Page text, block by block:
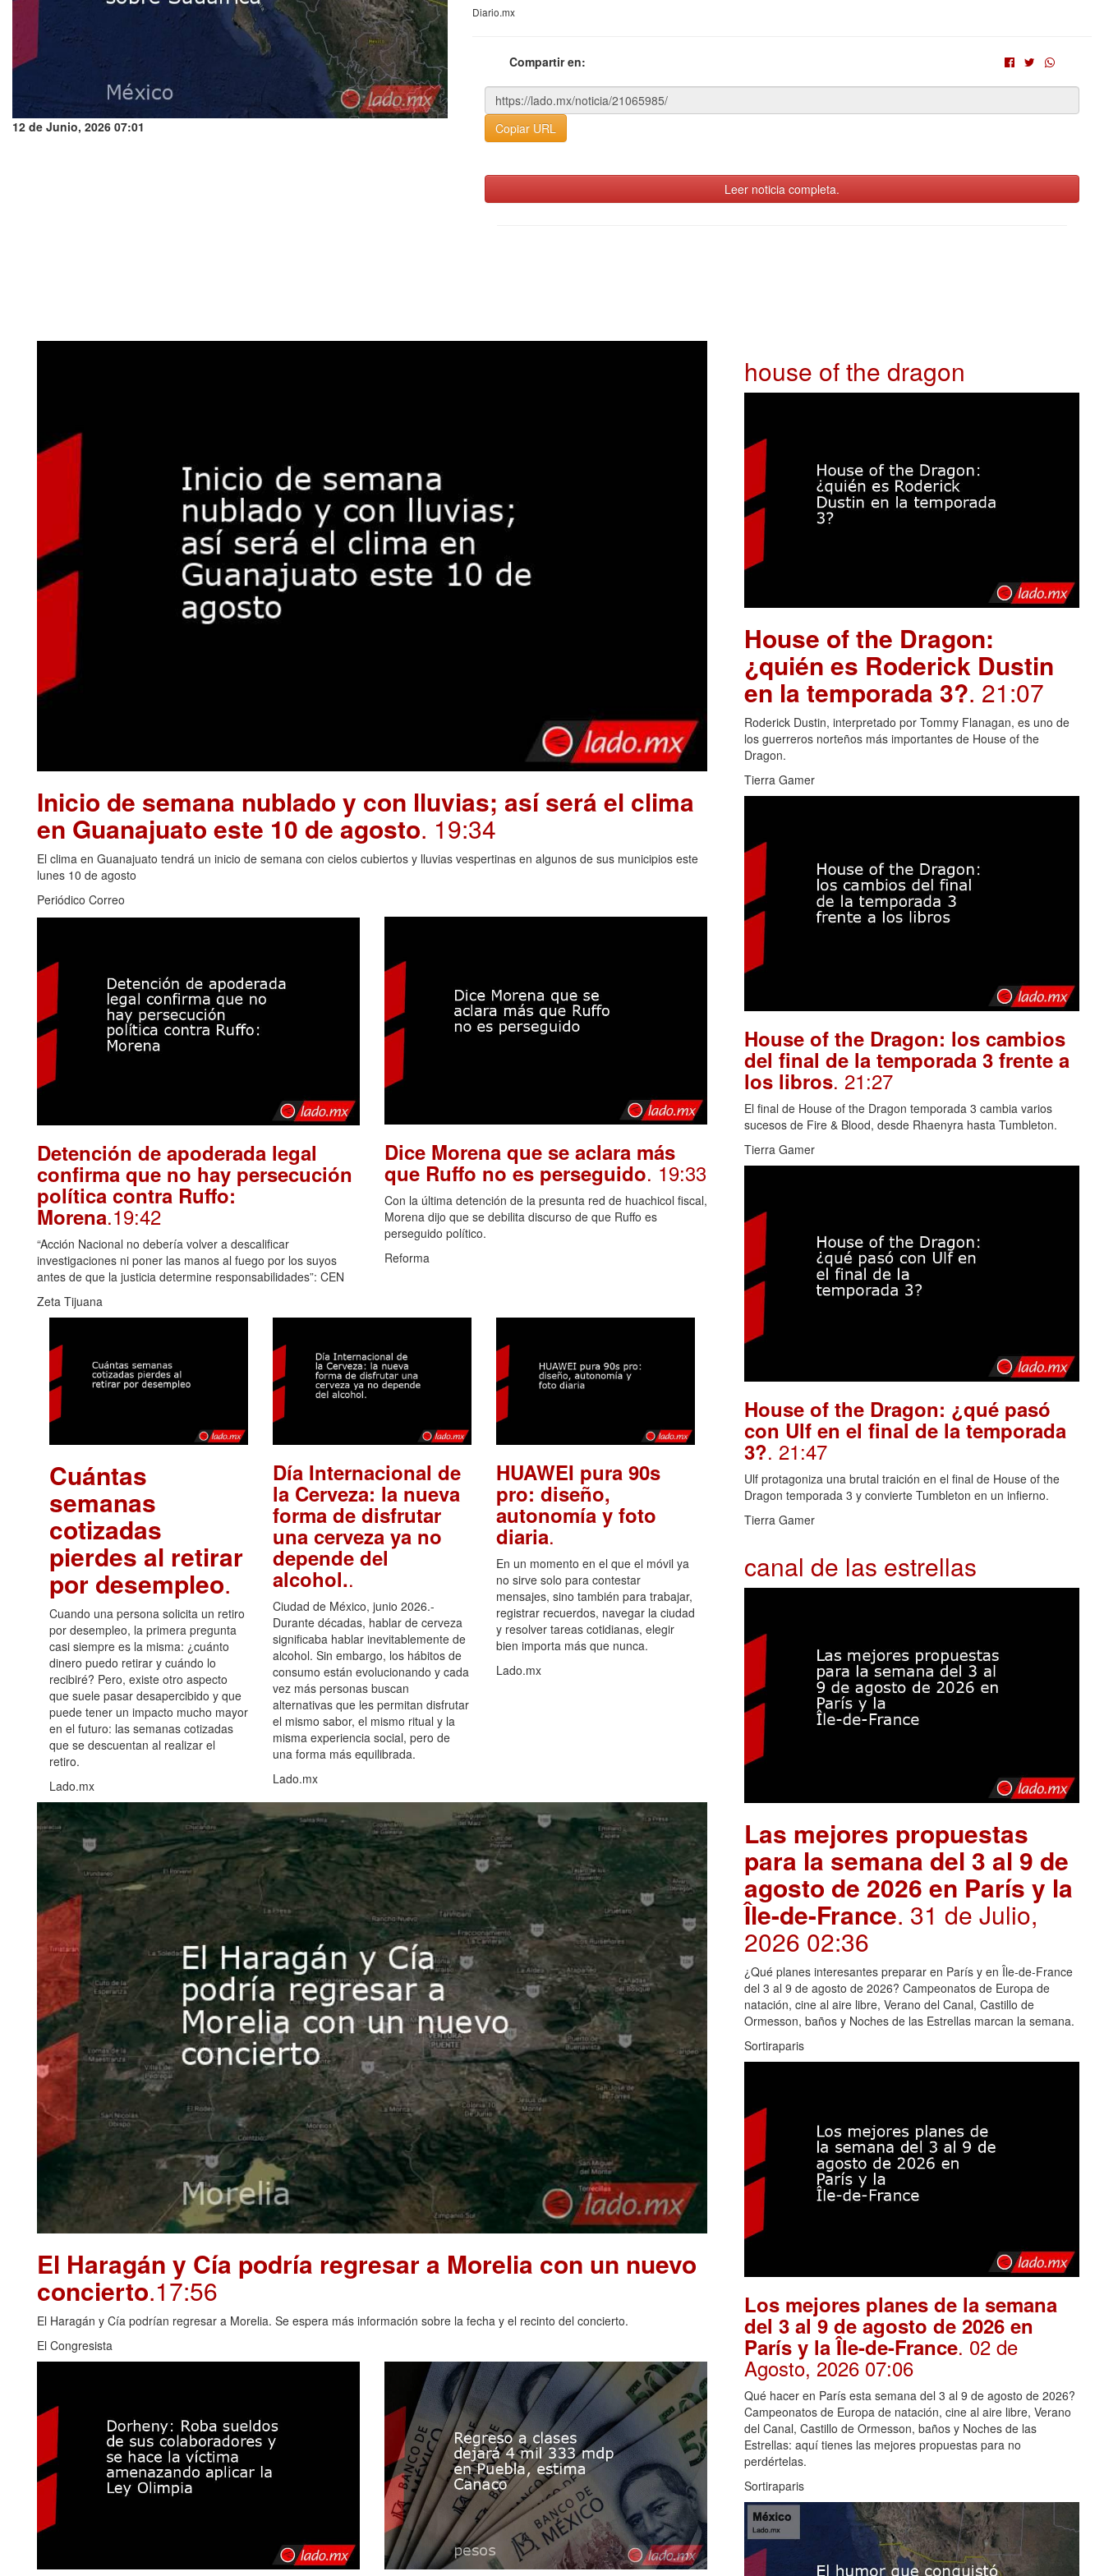
12 de Junio, 2026 07:01
Diario.mx
Compartir en:
Copiar URL
Leer noticia completa.
Inicio de semana nublado y con lluvias; así será el clima
en Guanajuato este 10 de agosto. 19:34
El clima en Guanajuato tendrá un inicio de semana con cielos cubiertos y lluvias vespertinas en algunos de sus municipios este
lunes 10 de agosto
Periódico Correo
Detención de apoderada legal
confirma que no hay persecución
política contra Ruffo:
Morena.19:42
“Acción Nacional no debería volver a descalificar
investigaciones ni poner las manos al fuego por los suyos
antes de que la justicia determine responsabilidades”: CEN
Zeta Tijuana
Dice Morena que se aclara más
que Ruffo no es perseguido. 19:33
Con la última detención de la presunta red de huachicol fiscal,
Morena dijo que se debilita discurso de que Ruffo es
perseguido político.
Reforma
Cuántas
semanas
cotizadas
pierdes al retirar
por desempleo.
Cuando una persona solicita un retiro
por desempleo, la primera pregunta
casi siempre es la misma: ¿cuánto
dinero puedo retirar y cuándo lo
recibiré? Pero, existe otro aspecto
que suele pasar desapercibido y que
puede tener un impacto mucho mayor
en el futuro: las semanas cotizadas
que se descuentan al realizar el
retiro.
Lado.mx
Día Internacional de
la Cerveza: la nueva
forma de disfrutar
una cerveza ya no
depende del
alcohol..
Ciudad de México, junio 2026.-
Durante décadas, hablar de cerveza
significaba hablar inevitablemente de
alcohol. Sin embargo, los hábitos de
consumo están evolucionando y cada
vez más personas buscan
alternativas que les permitan disfrutar
el mismo sabor, el mismo ritual y la
misma experiencia social, pero de
una forma más equilibrada.
Lado.mx
HUAWEI pura 90s
pro: diseño,
autonomía y foto
diaria.
En un momento en el que el móvil ya
no sirve solo para contestar
mensajes, sino también para trabajar,
registrar recuerdos, navegar la ciudad
y resolver tareas cotidianas, elegir
bien importa más que nunca.
Lado.mx
El Haragán y Cía podría regresar a Morelia con un nuevo
concierto.17:56
El Haragán y Cía podrían regresar a Morelia. Se espera más información sobre la fecha y el recinto del concierto.
El Congresista
house of the dragon
House of the Dragon:
¿quién es Roderick Dustin
en la temporada 3?. 21:07
Roderick Dustin, interpretado por Tommy Flanagan, es uno de
los guerreros norteños más importantes de House of the
Dragon.
Tierra Gamer
House of the Dragon: los cambios
del final de la temporada 3 frente a
los libros. 21:27
El final de House of the Dragon temporada 3 cambia varios
sucesos de Fire & Blood, desde Rhaenyra hasta Tumbleton.
Tierra Gamer
House of the Dragon: ¿qué pasó
con Ulf en el final de la temporada
3?. 21:47
Ulf protagoniza una brutal traición en el final de House of the
Dragon temporada 3 y convierte Tumbleton en un infierno.
Tierra Gamer
canal de las estrellas
Las mejores propuestas
para la semana del 3 al 9 de
agosto de 2026 en París y la
Île-de-France. 31 de Julio,
2026 02:36
¿Qué planes interesantes preparar en París y en Île-de-France
del 3 al 9 de agosto de 2026? Campeonatos de Europa de
natación, cine al aire libre, Verano del Canal, Castillo de
Ormesson, baños y Noches de las Estrellas marcan la semana.
Sortiraparis
Los mejores planes de la semana
del 3 al 9 de agosto de 2026 en
París y la Île-de-France. 02 de
Agosto, 2026 07:06
Qué hacer en París esta semana del 3 al 9 de agosto de 2026?
Campeonatos de Europa de natación, cine al aire libre, Verano
del Canal, Castillo de Ormesson, baños y Noches de las
Estrellas: aquí tienes las mejores propuestas para no
perdértelas.
Sortiraparis